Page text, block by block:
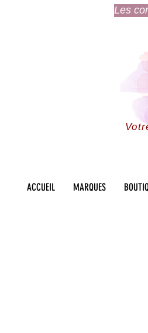
Les
ACCUEIL MARQUES